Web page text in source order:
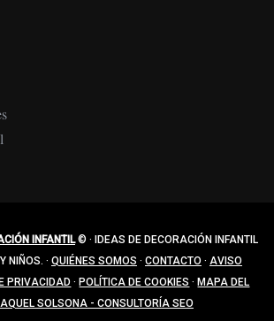
INFANTIL© · IDEAS DE DECORACIÓN INFANTIL
NIÑOS. · QUIÉNES SOMOS · CONTACTO · AVISO
PRIVACIDAD · POLÍTICA DE COOKIES · MAPA DEL
SOLSONA - CONSULTORÍA SEO